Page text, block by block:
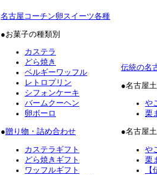
名古屋コーチン卵スイーツ各種
●お菓子の種類別
カステラ
どら焼き
ベルギーワッフル
レトロプリン
シフォンケーキ
バームクーヘン
卵ボーロ
●贈り物・詰め合わせ
カステラギフト
どら焼きギフト
ワッフルギフト
伝統の名
●名古屋
や
栗
●名古屋
や
栗